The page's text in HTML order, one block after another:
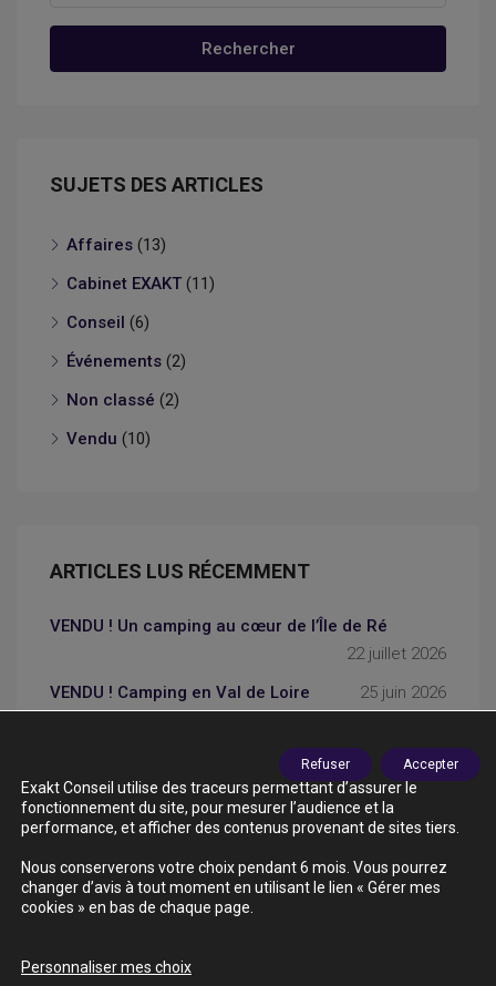
Rechercher
SUJETS DES ARTICLES
Affaires (13)
Cabinet EXAKT (11)
Conseil (6)
Événements (2)
Non classé (2)
Vendu (10)
ARTICLES LUS RÉCEMMENT
VENDU ! Un camping au cœur de l’Île de Ré
22 juillet 2026
VENDU ! Camping en Val de Loire
25 juin 2026
24 avril 2026
© 2020-2026 EXAKT SAS-Tous droits réservés
Politique de Confidentialité
Exakt Conseil utilise des traceurs permettant d’assurer le
fonctionnement du site, pour mesurer l’audience et la
performance, et afficher des contenus provenant de sites tiers.
Nous conserverons votre choix pendant 6 mois. Vous pourrez
changer d’avis à tout moment en utilisant le lien « Gérer mes
cookies » en bas de chaque page.
Personnaliser mes choix
Accepter
Refuser